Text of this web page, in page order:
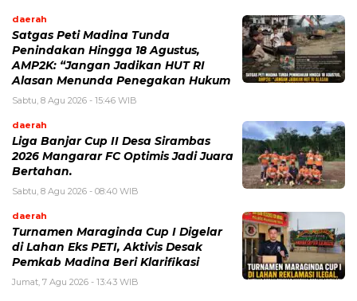
daerah
Satgas Peti Madina Tunda
Penindakan Hingga 18 Agustus,
AMP2K: “Jangan Jadikan HUT RI
Alasan Menunda Penegakan Hukum
Sabtu, 8 Agu 2026 - 15:46 WIB
daerah
Liga Banjar Cup II Desa Sirambas
2026 Mangarar FC Optimis Jadi Juara
Bertahan.
Sabtu, 8 Agu 2026 - 08:40 WIB
daerah
Turnamen Maraginda Cup I Digelar
di Lahan Eks PETI, Aktivis Desak
Pemkab Madina Beri Klarifikasi
Jumat, 7 Agu 2026 - 13:43 WIB